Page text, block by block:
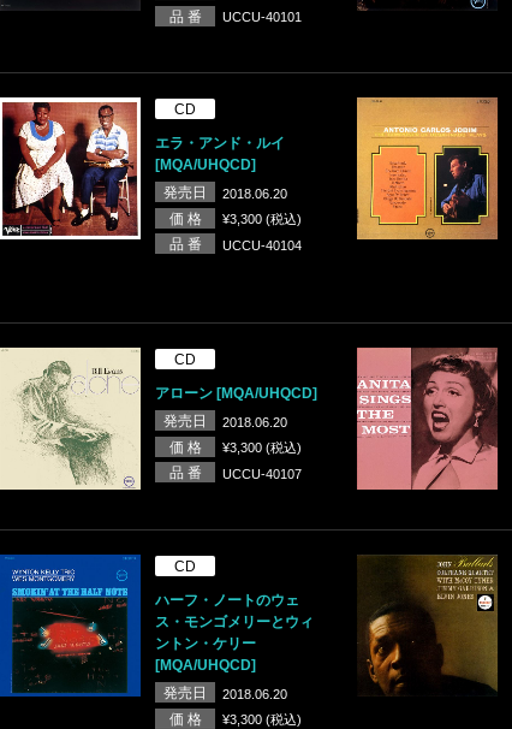
品 番 UCCU-40101
CD
エラ・アンド・ルイ
[MQA/UHQCD]
発売日
2018.06.20
価 格 ¥3,300 (税込)
品 番 UCCU-40104
CD
アローン [MQA/UHQCD]
発売日
2018.06.20
価 格 ¥3,300 (税込)
品 番 UCCU-40107
CD
ハーフ・ノートのウェ
ス・モンゴメリーとウィ
ントン・ケリー
[MQA/UHQCD]
発売日
2018.06.20
価 格 ¥3,300 (税込)